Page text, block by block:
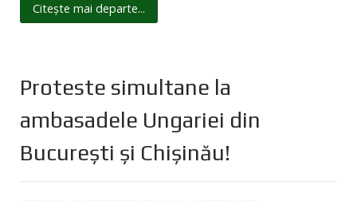
Citește mai departe...
Proteste simultane la
ambasadele Ungariei din
București și Chișinău!